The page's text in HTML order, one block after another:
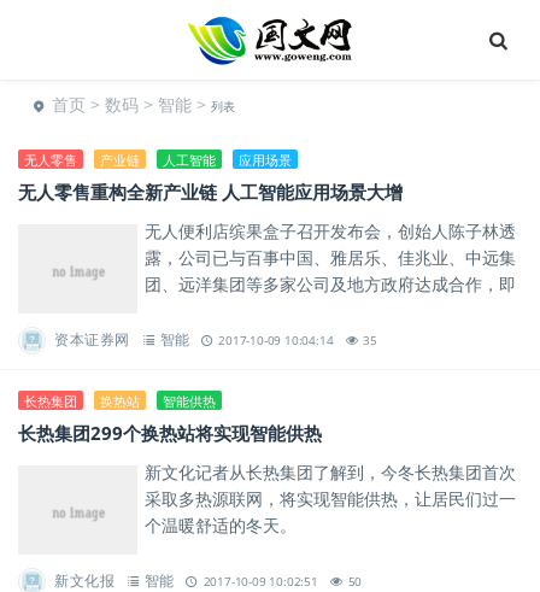
首页 > 数码 > 智能 > 列表
无人零售 产业链 人工智能 应用场景
无人零售重构全新产业链 人工智能应用场景大增
无人便利店缤果盒子召开发布会，创始人陈子林透
露，公司已与百事中国、雅居乐、佳兆业、中远集
团、远洋集团等多家公司及地方政府达成合作，即
资本证券网 智能 2017-10-09 10:04:14 35
长热集团 换热站 智能供热
长热集团299个换热站将实现智能供热
新文化记者从长热集团了解到，今冬长热集团首次
采取多热源联网，将实现智能供热，让居民们过一
个温暖舒适的冬天。
新文化报 智能 2017-10-09 10:02:51 50